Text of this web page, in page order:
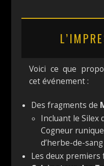
Voici ce que
cet événement :
Des fragments de
Incluant le Silex
Cogneur
d’herbe-de-
Les deux premiers